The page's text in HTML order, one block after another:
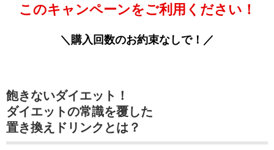
このキャンペーンをご利用ください！
＼購入回数のお約束なしで！／
飽きないダイエット！
ダイエットの常識を覆した
置き換えドリンクとは？